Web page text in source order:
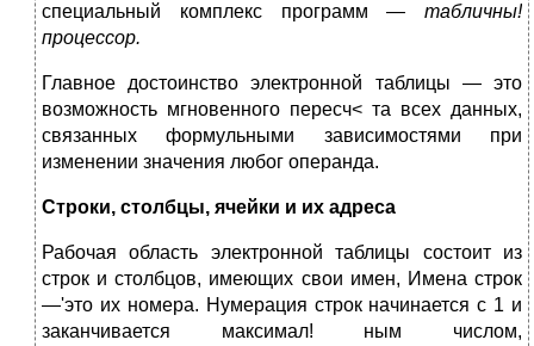
специальный комплекс программ — табличны!
процессор.
Главное достоинство электронной таблицы — это
возможность мгновенного пересч< та всех данных,
связанных формульными зависимостями при
изменении значения любог операнда.
Строки, столбцы, ячейки и их адреса
Рабочая область электронной таблицы состоит из
строк и столбцов, имеющих свои имен, Имена строк
—'это их номера. Нумерация строк начинается с 1 и
заканчивается максимал! ным числом,